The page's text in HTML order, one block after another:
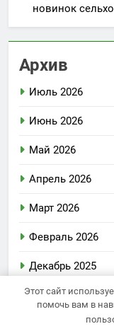
новинок
Архив
Июль 2026
Июнь 2026
Май 2026
Апрель 2026
Март 2026
Февраль 2026
Декабрь 2025
Октябрь 2024
Август 2024
Этот сайт
помочь вам в